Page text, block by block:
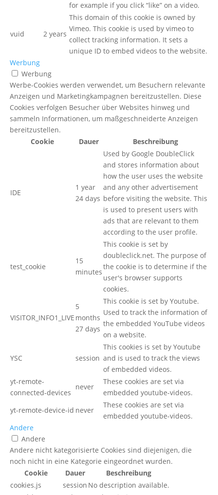
for example if you click “like” on a video.
vuid 2 years
This domain of this cookie is owned by
Vimeo. This cookie is used by vimeo to
collect tracking information. It sets a
unique ID to embed videos to the website.
Werbung
Werbung
Werbe-Cookies werden verwendet, um Besuchern relevante
Anzeigen und Marketingkampagnen bereitzustellen. Diese
Cookies verfolgen Besucher über Websites hinweg und
sammeln Informationen, um maßgeschneiderte Anzeigen
bereitzustellen.
Cookie
Dauer Beschreibung
IDE
1 year
24 days
Used by Google DoubleClick
and stores information about
how the user uses the website
and any other advertisement
before visiting the website. This
is used to present users with
ads that are relevant to them
according to the user profile.
test_cookie
15
minutes
This cookie is set by
doubleclick.net. The purpose of
the cookie is to determine if the
user's browser supports
cookies.
VISITOR_INFO1_LIVE
5
months
27 days
This cookie is set by Youtube.
Used to track the information of
the embedded YouTube videos
on a website.
YSC session
This cookies is set by Youtube
and is used to track the views
of embedded videos.
yt-remote-
connected-devices
never
These cookies are set via
embedded youtube-videos.
yt-remote-device-id never
These cookies are set via
embedded youtube-videos.
Andere
Andere
Andere nicht kategorisierte Cookies sind diejenigen, die
noch nicht in eine Kategorie eingeordnet wurden.
Cookie
Dauer
Beschreibung
cookies.js
session No description available.